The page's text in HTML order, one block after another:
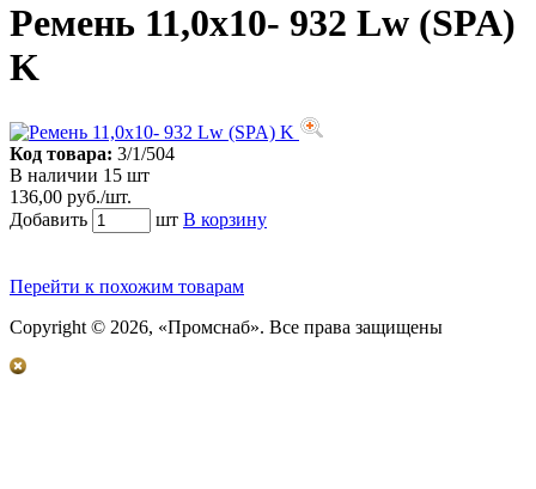
Ремень 11,0х10- 932 Lw (SPA)
K
Код товара: 3/1/504
В наличии 15 шт
136,00 руб./шт.
Добавить
шт В корзину
Перейти к похожим товарам
Copyright © 2026, «Промснаб». Все права защищены